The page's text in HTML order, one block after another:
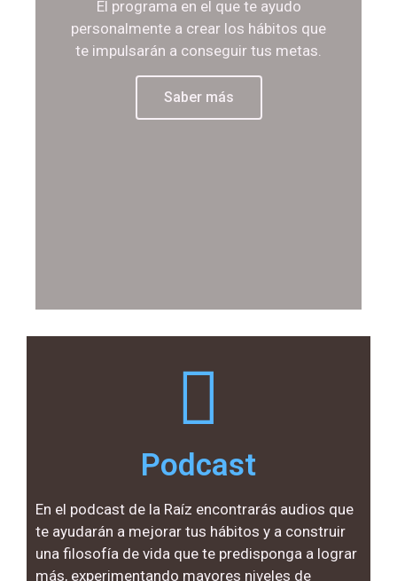
El programa en el que te ayudo
personalmente a crear los hábitos que
te impulsarán a conseguir tus metas.
Saber más
Podcast
En el podcast de la Raíz encontrarás audios que
te ayudarán a mejorar tus hábitos y a construir
una filosofía de vida que te predisponga a lograr
más, experimentando mayores niveles de